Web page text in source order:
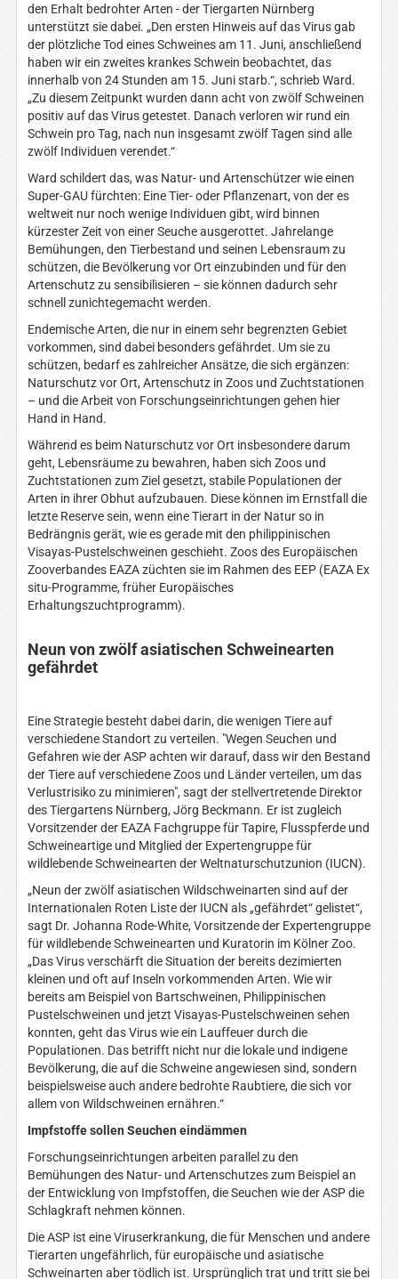
den Erhalt bedrohter Arten - der Tiergarten Nürnberg
unterstützt sie dabei. „Den ersten Hinweis auf das Virus gab
der plötzliche Tod eines Schweines am 11. Juni, anschließend
haben wir ein zweites krankes Schwein beobachtet, das
innerhalb von 24 Stunden am 15. Juni starb.“, schrieb Ward.
„Zu diesem Zeitpunkt wurden dann acht von zwölf Schweinen
positiv auf das Virus getestet. Danach verloren wir rund ein
Schwein pro Tag, nach nun insgesamt zwölf Tagen sind alle
zwölf Individuen verendet.“
Ward schildert das, was Natur- und Artenschützer wie einen
Super-GAU fürchten: Eine Tier- oder Pflanzenart, von der es
weltweit nur noch wenige Individuen gibt, wird binnen
kürzester Zeit von einer Seuche ausgerottet. Jahrelange
Bemühungen, den Tierbestand und seinen Lebensraum zu
schützen, die Bevölkerung vor Ort einzubinden und für den
Artenschutz zu sensibilisieren – sie können dadurch sehr
schnell zunichtegemacht werden.
Endemische Arten, die nur in einem sehr begrenzten Gebiet
vorkommen, sind dabei besonders gefährdet. Um sie zu
schützen, bedarf es zahlreicher Ansätze, die sich ergänzen:
Naturschutz vor Ort, Artenschutz in Zoos und Zuchtstationen
– und die Arbeit von Forschungseinrichtungen gehen hier
Hand in Hand.
Während es beim Naturschutz vor Ort insbesondere darum
geht, Lebensräume zu bewahren, haben sich Zoos und
Zuchtstationen zum Ziel gesetzt, stabile Populationen der
Arten in ihrer Obhut aufzubauen. Diese können im Ernstfall die
letzte Reserve sein, wenn eine Tierart in der Natur so in
Bedrängnis gerät, wie es gerade mit den philippinischen
Visayas-Pustelschweinen geschieht. Zoos des Europäischen
Zooverbandes EAZA züchten sie im Rahmen des EEP (EAZA Ex
situ-Programme, früher Europäisches
Erhaltungszuchtprogramm).
Neun von zwölf asiatischen Schweinearten
gefährdet
Eine Strategie besteht dabei darin, die wenigen Tiere auf
verschiedene Standort zu verteilen. "Wegen Seuchen und
Gefahren wie der ASP achten wir darauf, dass wir den Bestand
der Tiere auf verschiedene Zoos und Länder verteilen, um das
Verlustrisiko zu minimieren", sagt der stellvertretende Direktor
des Tiergartens Nürnberg, Jörg Beckmann. Er ist zugleich
Vorsitzender der EAZA Fachgruppe für Tapire, Flusspferde und
Schweineartige und Mitglied der Expertengruppe für
wildlebende Schweinearten der Weltnaturschutzunion (IUCN).
„Neun der zwölf asiatischen Wildschweinarten sind auf der
Internationalen Roten Liste der IUCN als „gefährdet“ gelistet“,
sagt Dr. Johanna Rode-White, Vorsitzende der Expertengruppe
für wildlebende Schweinearten und Kuratorin im Kölner Zoo.
„Das Virus verschärft die Situation der bereits dezimierten
kleinen und oft auf Inseln vorkommenden Arten. Wie wir
bereits am Beispiel von Bartschweinen, Philippinischen
Pustelschweinen und jetzt Visayas-Pustelschweinen sehen
konnten, geht das Virus wie ein Lauffeuer durch die
Populationen. Das betrifft nicht nur die lokale und indigene
Bevölkerung, die auf die Schweine angewiesen sind, sondern
beispielsweise auch andere bedrohte Raubtiere, die sich vor
allem von Wildschweinen ernähren.“
Impfstoffe sollen Seuchen eindämmen
Forschungseinrichtungen arbeiten parallel zu den
Bemühungen des Natur- und Artenschutzes zum Beispiel an
der Entwicklung von Impfstoffen, die Seuchen wie der ASP die
Schlagkraft nehmen können.
Die ASP ist eine Viruserkrankung, die für Menschen und andere
Tierarten ungefährlich, für europäische und asiatische
Schweinarten aber tödlich ist. Ursprünglich trat und tritt sie bei